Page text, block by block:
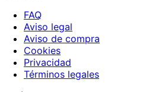
FAQ
Aviso legal
Aviso de compra
Cookies
Privacidad
Términos legales